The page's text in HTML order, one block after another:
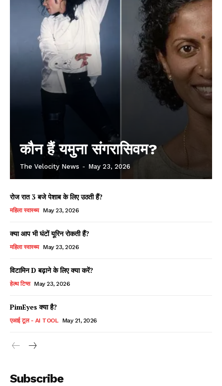
कौन हैं यमुना संगरासिवम?
The Velocity News - May 23, 2026
रोज रात 3 बजे पेशाब के लिए उठती हैं?
महिला स्वास्थ्य May 23, 2026
क्या आप भी घंटों यूरिन रोकती हैं?
महिला स्वास्थ्य May 23, 2026
विटामिन D बढ़ाने के लिए क्या करें?
हेल्थ टिप्स May 23, 2026
PimEyes क्या है?
एआई टूल - AI TOOL May 21, 2026
Subscribe